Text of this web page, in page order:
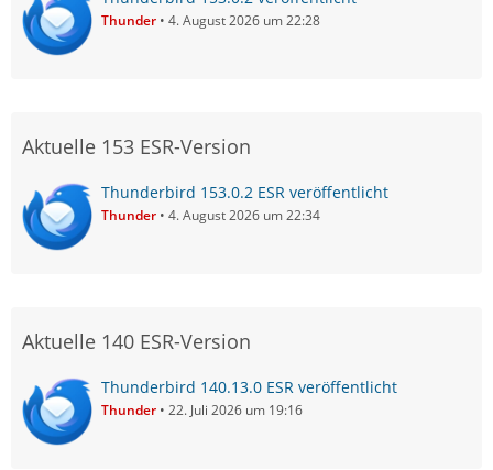
Thunder 4. August 2026 um 22:28
Aktuelle 153 ESR-Version
Thunderbird 153.0.2 ESR veröffentlicht
Thunder 4. August 2026 um 22:34
Aktuelle 140 ESR-Version
Thunderbird 140.13.0 ESR veröffentlicht
Thunder 22. Juli 2026 um 19:16